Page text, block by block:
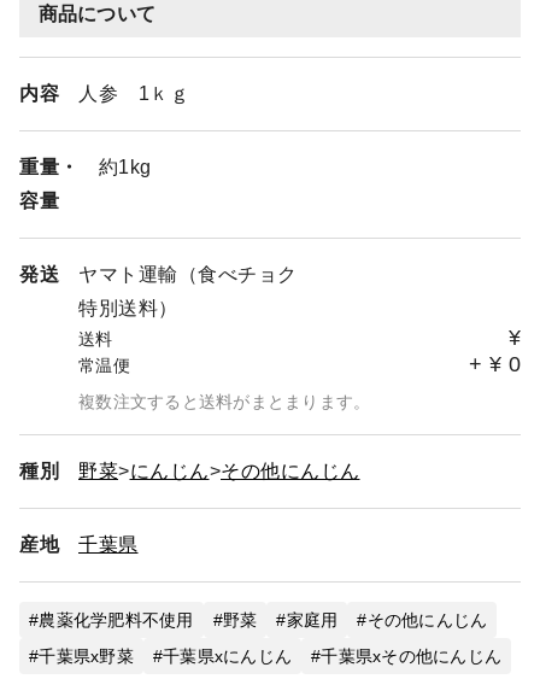
商品について
内容 人参 1ｋｇ
重量・
容量
約1kg
発送
ヤマト運輸（食べチョク
特別送料）
送料 ¥
常温便 + ¥ 0
複数注文すると送料がまとまります。
種別 野菜 にんじん その他にんじん
産地 千葉県
農薬化学肥料不使用 野菜 家庭用
その他にんじん
千葉県x野菜
千葉県xにんじん 千葉県xその他にんじん